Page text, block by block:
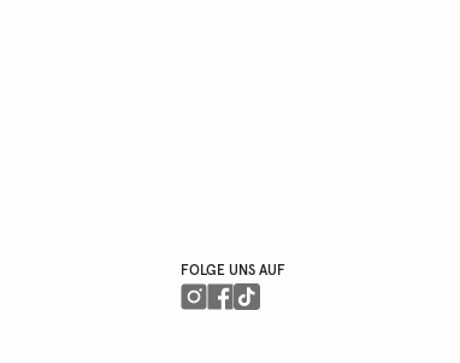
FOLGE UNS AUF